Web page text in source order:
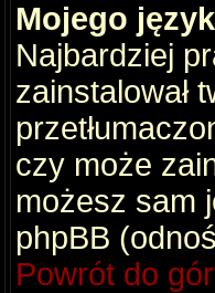
Mojego
Najbardziej
zainstalował
czy może
możesz sam
phpBB
Powrót do